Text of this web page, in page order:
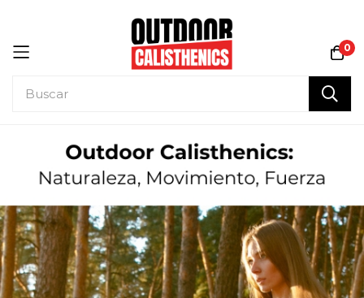
0
contenido